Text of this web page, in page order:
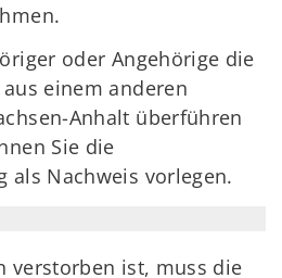
oder Angehörige die
einem anderen
Anhalt überführen
Sie die
als Nachweis vorlegen.
verstorben ist, muss die